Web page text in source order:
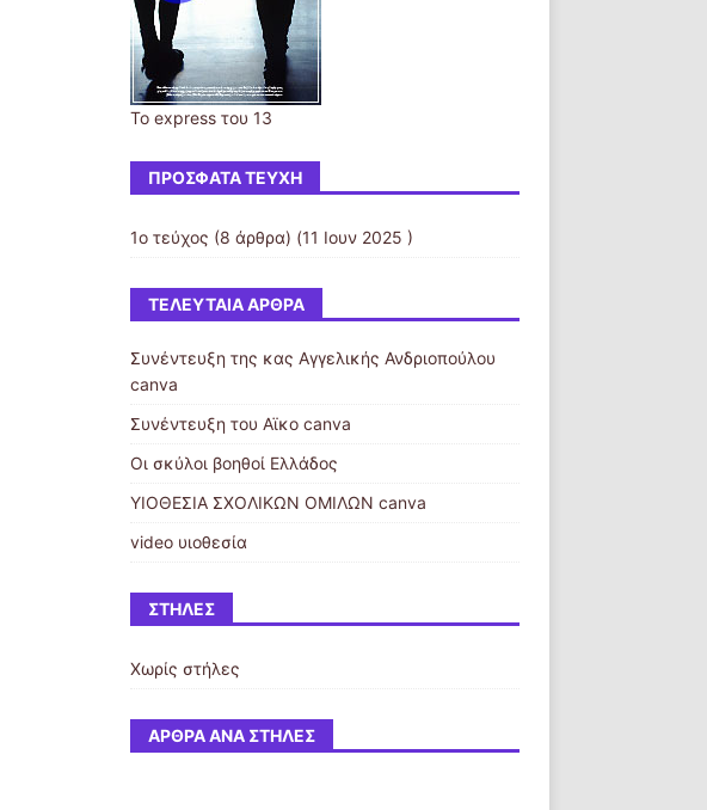
Το express του 13
ΠΡΌΣΦΑΤΑ ΤΕΎΧΗ
1ο τεύχος (8 άρθρα) (11 Ιουν 2025 )
ΤΕΛΕΥΤΑΊΑ ΆΡΘΡΑ
Συνέντευξη της κας Αγγελικής Ανδριοπούλου
canva
Συνέντευξη του Αϊκο canva
Οι σκύλοι βοηθοί Ελλάδος
ΥΙΟΘΕΣΙΑ ΣΧΟΛΙΚΩΝ ΟΜΙΛΩΝ canva
video υιοθεσία
ΣΤΉΛΕΣ
Χωρίς στήλες
ΆΡΘΡΑ ΑΝΆ ΣΤΉΛΕΣ